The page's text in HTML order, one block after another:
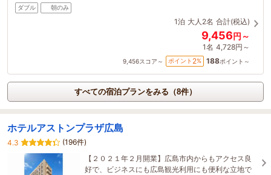
ダブル 朝のみ
1泊 大人2名 合計(税込)
9,456円～
1名 4,728円～
9,456スコア～ ポイント 2% 188ポイント～
すべての宿泊プランをみる（8件）
ホテルアストンプラザ広島
4.3
(196件)
【２０２１年２月開業】広島市内からもアクセス良
好で、ビジネスにも広島観光利用にも便利な立地で